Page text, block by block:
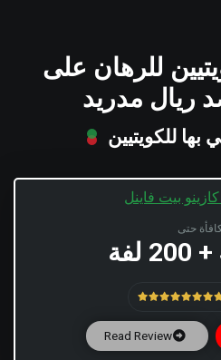
للرهان على
ريال مدريد
بها للكويتيين
حتى
Read Review